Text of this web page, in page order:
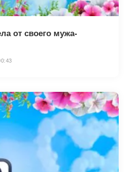
от своего мужа-